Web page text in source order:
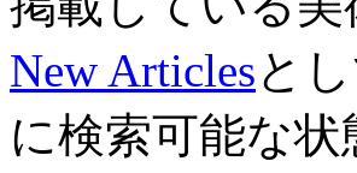
New Articlesと
に検索可能な